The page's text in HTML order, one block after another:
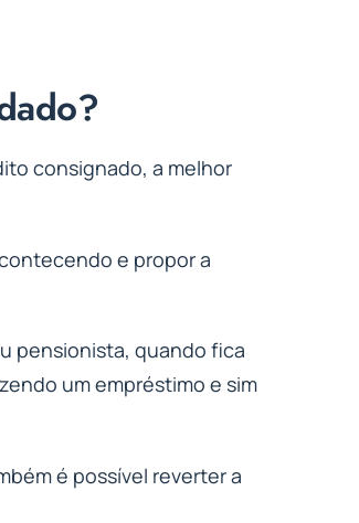
consignado, a melhor
e propor a
pensionista, quando fica
um empréstimo e sim
é possível reverter a